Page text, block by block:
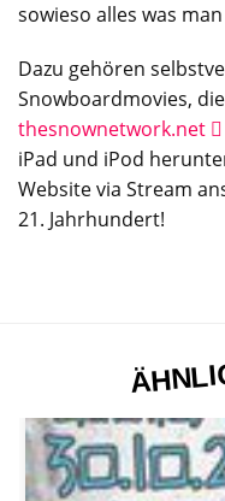
sowieso alles was
Dazu gehören
Snowboardmovies,
thesnownetwork.net
iPad und iPod
Website via Stream
21. Jahrhundert!